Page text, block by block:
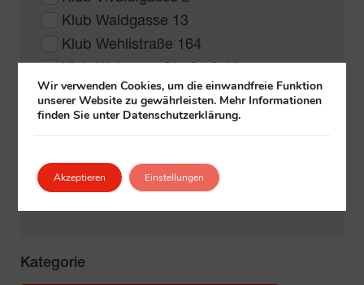
Klub Waldgasse 13
Klub Wehlistraße 164
Klub Weißgerberlände 56
Klub Weyringergasse 15-17
Klub Wurlitzergasse 59 (Eingang
Seeböckgasse 12-14)
Kategorie
Wir verwenden Cookies, um die einwandfreie Funktion
unserer Website zu gewährleisten. Mehr Informationen
finden Sie unter Datenschutzerklärung.
Akzeptieren Einstellungen